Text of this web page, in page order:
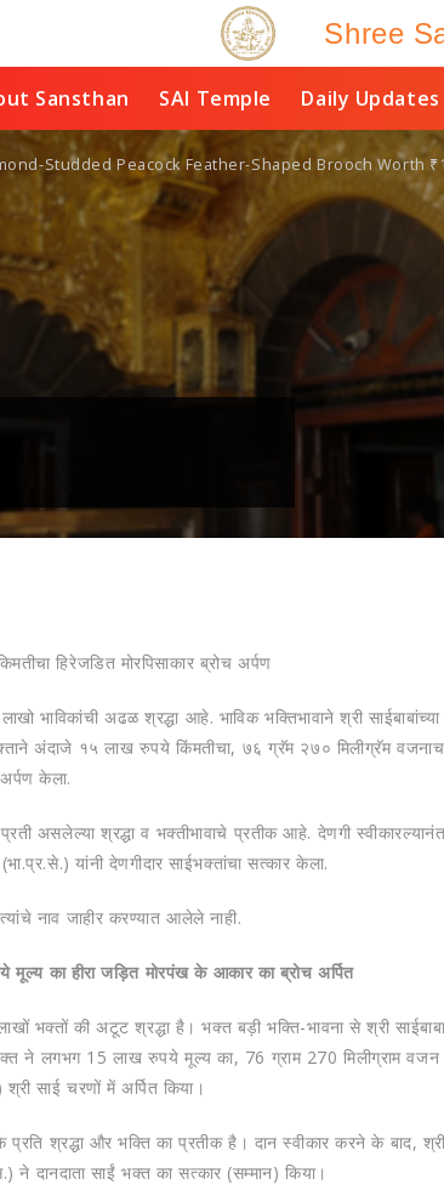
Shree
Sansthan SAI Temple Daily Updates
Studded Peacock Feather-Shaped Brooch Worth
हिरेजडित मोरपिसाकार ब्रोच अर्पण
भाविकांची अढळ श्रद्धा आहे. भाविक भक्तिभावाने श्री
अंदाजे १५ लाख रुपये किंमतीचा, ७६ ग्रॅम २७० मिलीग्रॅम वजनाचा
केला.
असलेल्या श्रद्धा व भक्तीभावाचे प्रतीक आहे. देणगी
यांनी देणगीदार साईभक्तांचा सत्कार केला.
नाव जाहीर करण्यात आलेले नाही.
का हीरा जड़ित मोरपंख के आकार का ब्रोच अर्पित
भक्तों की अटूट श्रद्धा है। भक्त बड़ी भक्ति-भावना से श्री
ने लगभग 15 लाख रुपये मूल्य का, 76 ग्राम 270 मिलीग्राम वजन
साई चरणों में अर्पित किया।
प्रति श्रद्धा और भक्ति का प्रतीक है। दान स्वीकार करने के बाद,
ने दानदाता साईं भक्त का सत्कार (सम्मान) किया।